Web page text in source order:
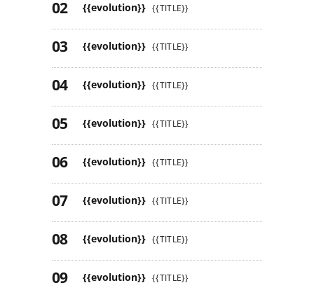
{{evolution}} {{TITLE}}
{{evolution}} {{TITLE}}
{{evolution}} {{TITLE}}
{{evolution}} {{TITLE}}
{{evolution}} {{TITLE}}
{{evolution}} {{TITLE}}
{{evolution}} {{TITLE}}
{{evolution}} {{TITLE}}